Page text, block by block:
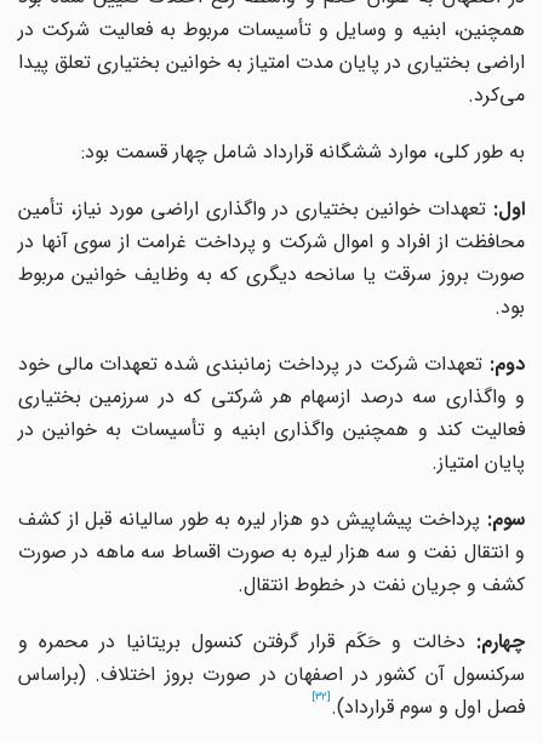
همچنین، ابنیه و وسایل و تأسیسات مربوط به فعالیت شرکت در
اراضی بختیاری در پایان مدت امتیاز به خوانین بختیاری تعلق پیدا
میکرد.
به طور کلی، موارد ششگانه قرارداد شامل چهار قسمت بود:
اول:تعهدات خوانین بختیاری در واگذاری اراضی مورد نیاز، تأمین
محافظت از افراد و اموال شرکت و پرداخت غرامت از سوی آنها در
صورت بروز سرقت یا سانحه دیگری که به وظایف خوانین مربوط
بود.
دوم:تعهدات شرکت در پرداخت زمانبندی شده تعهدات مالی خود
و واگذاری سه درصد ازسهام هر شرکتی که در سرزمین بختیاری
فعالیت کند و همچنین واگذاری ابنیه و تأسیسات به خوانین در
پایان امتیاز.
سوم:پرداخت پیشاپیش دو هزار لیره به طور سالیانه قبل از کشف
و انتقال نفت و سه هزار لیره به صورت اقساط سه ماهه در صورت
کشف و جریان نفت در خطوط انتقال.
چهارم:دخالت و حَکَم قرار گرفتن کنسول بریتانیا در محمره و
سرکنسول آن کشور در اصفهان در صورت بروز اختلاف. (براساس
فصل اول و سوم قرارداد).